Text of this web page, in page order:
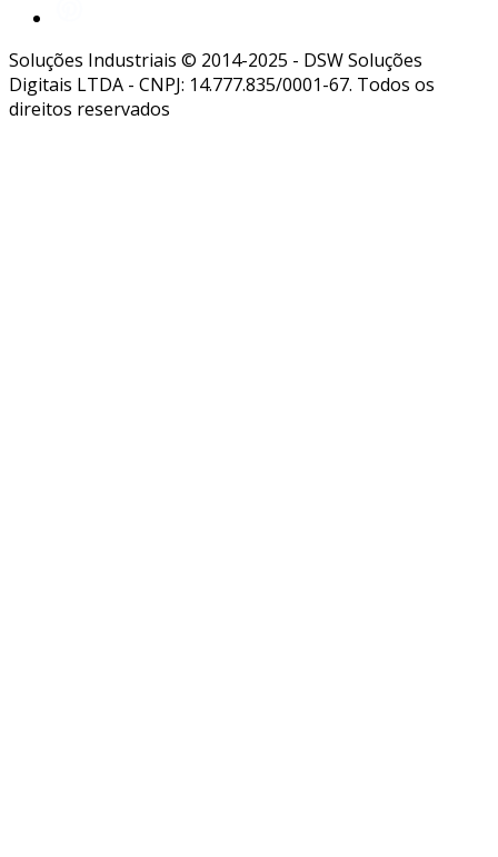
Soluções Industriais © 2014-2025 - DSW Soluções
Digitais LTDA - CNPJ: 14.777.835/0001-67. Todos os
direitos reservados